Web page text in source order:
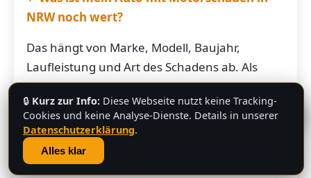
NRW noch wert?
Das hängt von Marke, Modell, Baujahr,
Laufleistung und Art des Schadens ab. Als
grobe Richtung: Fahrzeuge mit Motorschaden
bringen je nach Restwert der Karosserie und
der Teile oft noch mehrere hundert bis
mehrere tausend Euro. Schicken Sie uns die
Fahrzeugdaten – Sie bekommen von uns eine
💬
🔒 Kurz zur Info: Diese Webseite nutzt keine Tracking-
Cookies und keine Analyse-Dienste. Details in unserer
Datenschutzerklärung.
Alles klar